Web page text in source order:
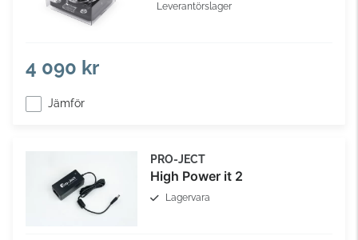
Leverantörslager
4 090 kr
Jämför
PRO-JECT
High Power it 2
Lagervara